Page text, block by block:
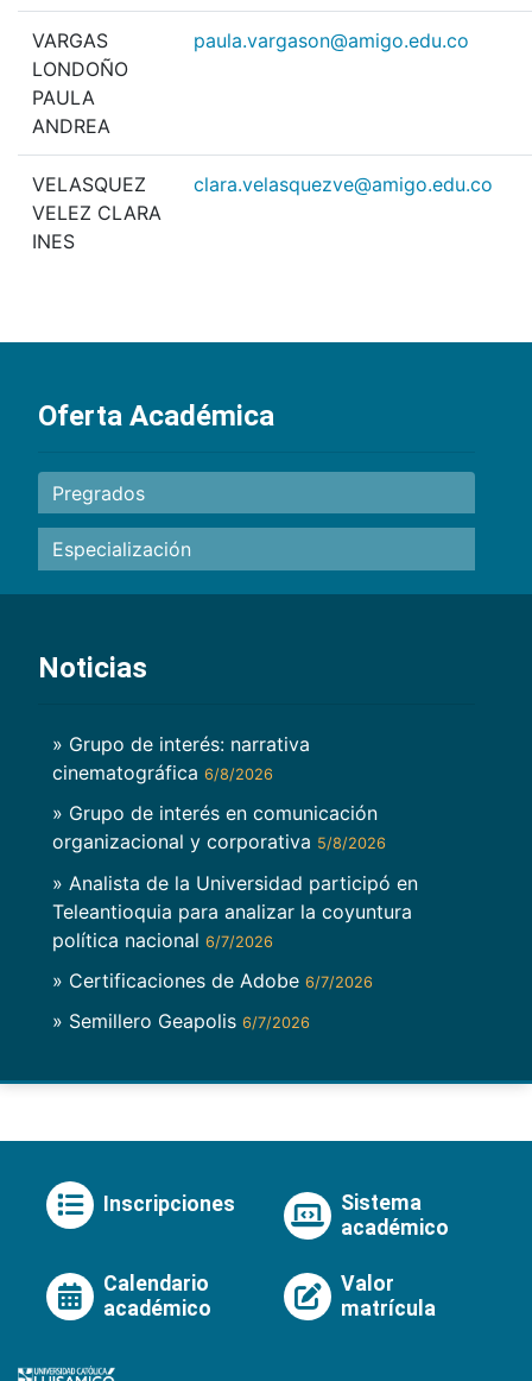
VARGAS
LONDOÑO
PAULA
ANDREA
paula.vargason@amigo.edu.co
VELASQUEZ
VELEZ CLARA
INES
clara.velasquezve@amigo.edu.co
Oferta Académica
Pregrados
Especialización
Noticias
» Grupo de interés: narrativa
cinematográfica 6/8/2026
» Grupo de interés en comunicación
organizacional y corporativa 5/8/2026
» Analista de la Universidad participó en
Teleantioquia para analizar la coyuntura
política nacional 6/7/2026
» Certificaciones de Adobe 6/7/2026
» Semillero Geapolis 6/7/2026
Inscripciones
Sistema
académico
Calendario
académico
Valor
matrícula